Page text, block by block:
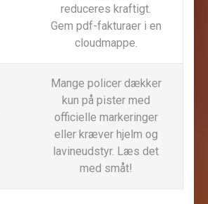
reduceres kraftigt.
Gem pdf-fakturaer i en
cloudmappe.
Mange policer dækker
kun på pister med
officielle markeringer
eller kræver hjelm og
lavineudstyr. Læs det
med småt!